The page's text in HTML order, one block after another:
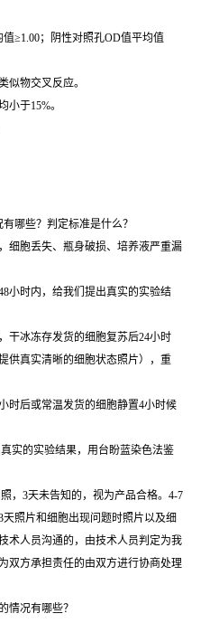
≥1.00；阴性对照孔OD值平均值
似物交叉反应。
小于15%。
哪些？判定标准是什么？
细胞丢失、瓶身破损、培养液严重漏
小时内，给我们提出真实的实验结
干冰冻存发货的细胞复苏后24小时
供真实清晰的细胞状态照片），重
时后或常温发货的细胞静置4小时候
实的实验结果，用台盼蓝染色法鉴
，3天未告知的，视为产品合格。4-7
照片和细胞出现问题时照片以及细
术人员沟通的，由技术人员判定为我
双方承担责任的由双方进行协商处理
情况有哪些？